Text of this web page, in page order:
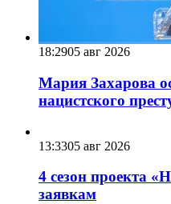
18:2905 авг 2026
Мария Захарова
нацистского
13:3305 авг 2026
4 сезон проекта
заявкам